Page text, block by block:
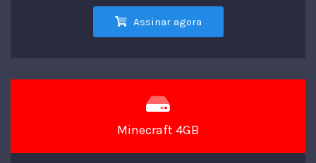
Assinar agora
Minecraft 4GB